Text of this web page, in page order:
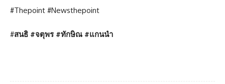
#Thepoint #Newsthepoint
#สนธิ #จตุพร #ทักษิณ #แกนนำ